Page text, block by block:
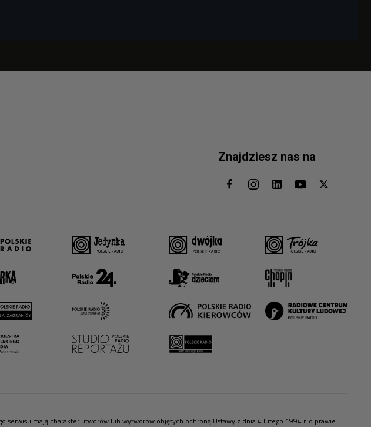
Znajdziesz nas na
mają charakter utworów lub wytworów objętych ochroną Ustawy z dnia 4 lutego 1994 r. o prawie